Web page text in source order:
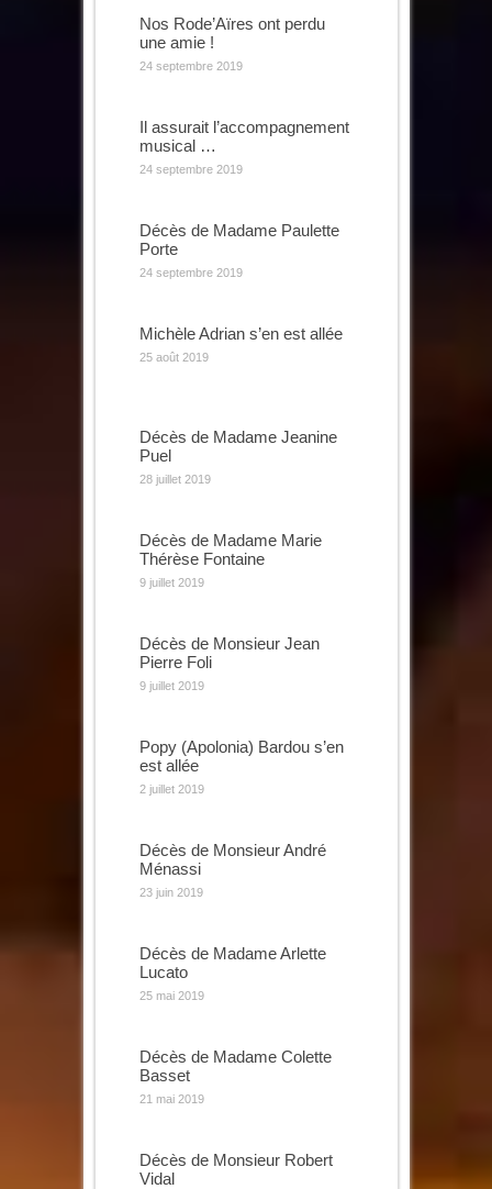
Nos Rode’Aïres ont perdu
une amie !
24 septembre 2019
Il assurait l’accompagnement
musical …
24 septembre 2019
Décès de Madame Paulette
Porte
24 septembre 2019
Michèle Adrian s’en est allée
25 août 2019
Décès de Madame Jeanine
Puel
28 juillet 2019
Décès de Madame Marie
Thérèse Fontaine
9 juillet 2019
Décès de Monsieur Jean
Pierre Foli
9 juillet 2019
Popy (Apolonia) Bardou s’en
est allée
2 juillet 2019
Décès de Monsieur André
Ménassi
23 juin 2019
Décès de Madame Arlette
Lucato
25 mai 2019
Décès de Madame Colette
Basset
21 mai 2019
Décès de Monsieur Robert
Vidal